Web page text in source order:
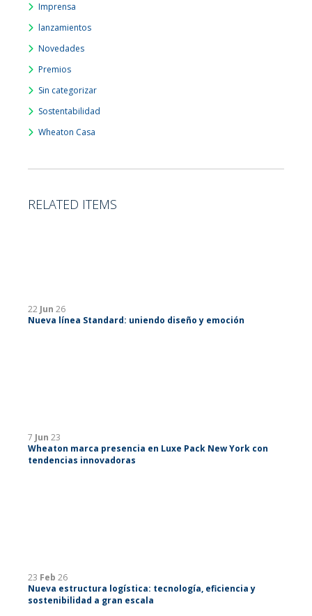
Imprensa
lanzamientos
Novedades
Premios
Sin categorizar
Sostentabilidad
Wheaton Casa
RELATED ITEMS
22 Jun 26
Nueva línea Standard: uniendo diseño y emoción
7 Jun 23
Wheaton marca presencia en Luxe Pack New York con
tendencias innovadoras
23 Feb 26
Nueva estructura logística: tecnología, eficiencia y
sostenibilidad a gran escala